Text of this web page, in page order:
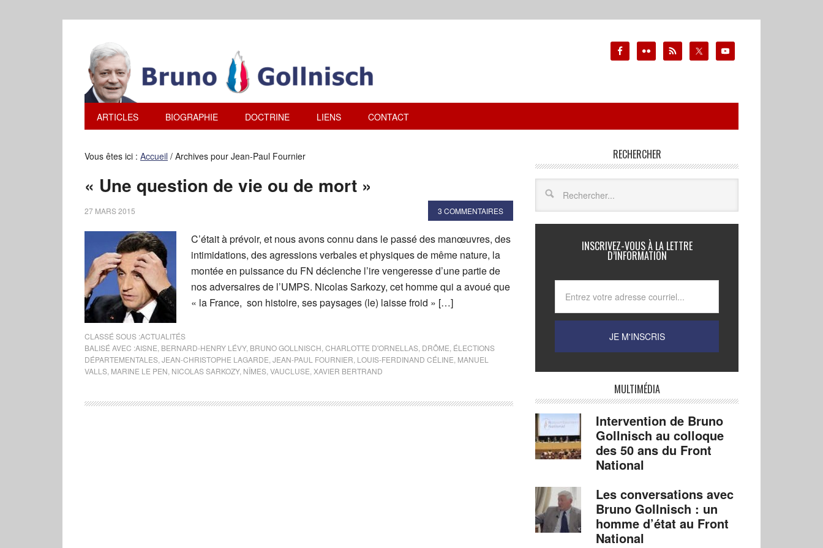
ARTICLES BIOGRAPHIE DOCTRINE LIENS CONTACT
Vous êtes ici : Accueil / Archives pour Jean-Paul Fournier
« Une question de vie ou de mort »
27 MARS 2015 3 COMMENTAIRES
C’était à prévoir, et nous avons connu dans le passé des manœuvres, des
intimidations, des agressions verbales et physiques de même nature, la
montée en puissance du FN déclenche l’ire vengeresse d’une partie de
nos adversaires de l’UMPS. Nicolas Sarkozy, cet homme qui a avoué que
« la France, son histoire, ses paysages (le) laisse froid » […]
CLASSÉ SOUS :ACTUALITÉS
BALISÉ AVEC :AISNE BERNARD-HENRY LÉVY, BRUNO GOLLNISCH CHARLOTTE D'ORNELLAS DRÔME ÉLECTIONS
DÉPARTEMENTALES JEAN-CHRISTOPHE LAGARDE JEAN-PAUL FOURNIER LOUIS-FERDINAND CÉLINE MANUEL
VALLS MARINE LE PEN NICOLAS SARKOZY, NÎMES VAUCLUSE XAVIER BERTRAND
RECHERCHER
INSCRIVEZ-VOUS À LA LETTRE
D’INFORMATION
MULTIMÉDIA
Intervention de Bruno
Gollnisch au colloque
des 50 ans du Front
National
Les conversations avec
Bruno Gollnisch : un
homme d’état au Front
National